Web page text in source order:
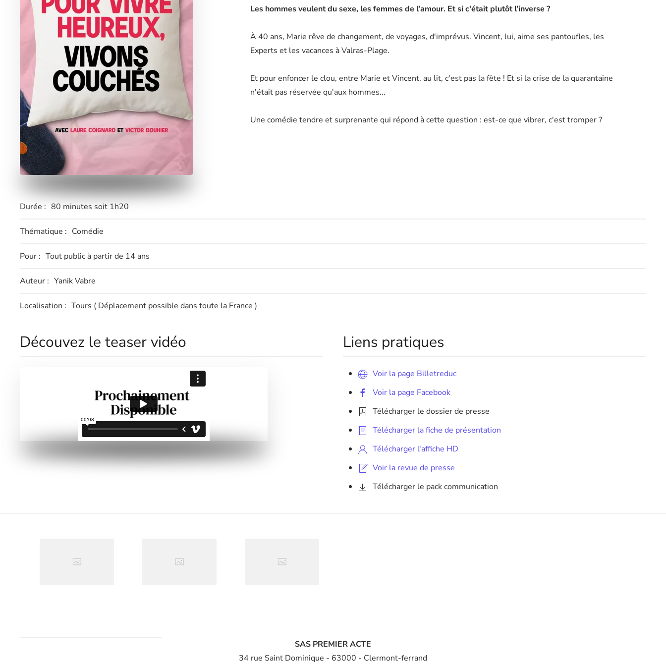
Les hommes veulent du sexe, les femmes de l'amour. Et si c'était plutôt l'inverse ?
À 40 ans, Marie rêve de changement, de voyages, d'imprévus. Vincent, lui, aime ses pantoufles, les
Experts et les vacances à Valras-Plage.
Et pour enfoncer le clou, entre Marie et Vincent, au lit, c'est pas la fête ! Et si la crise de la quarantaine
n'était pas réservée qu'aux hommes...
Une comédie tendre et surprenante qui répond à cette question : est-ce que vibrer, c'est tromper ?
Durée : 80 minutes soit 1h20
Thématique : Comédie
Pour : Tout public à partir de 14 ans
Auteur : Yanik Vabre
Localisation : Tours ( Déplacement possible dans toute la France )
Découvez le teaser vidéo Liens pratiques
Voir la page Billetreduc
Voir la page Facebook
Télécharger le dossier de presse
Télécharger la fiche de présentation
Télécharger l'affiche HD
Voir la revue de presse
Télécharger le pack communication
Agrandir Agrandir Agrandir
SAS PREMIER ACTE
34 rue Saint Dominique - 63000 - Clermont-ferrand